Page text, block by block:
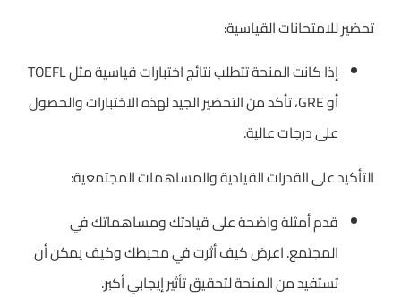
تحضير للامتحانات القياسية:
إذا كانت المنحة تتطلب نتائج اختبارات قياسية مثل TOEFL
أو GRE، تأكد من التحضير الجيد لهذه الاختبارات والحصول
على درجات عالية.
التأكيد على القدرات القيادية والمساهمات المجتمعية:
قدم أمثلة واضحة على قيادتك ومساهماتك في
المجتمع. اعرض كيف أثرت في محيطك وكيف يمكن أن
تستفيد من المنحة لتحقيق تأثير إيجابي أكبر.